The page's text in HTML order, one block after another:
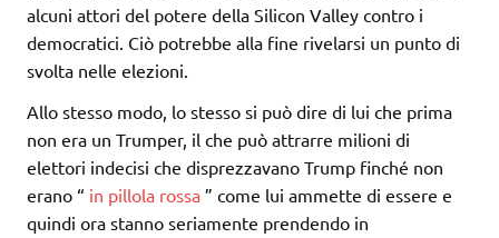
alcuni attori del potere della Silicon Valley contro i
democratici. Ciò potrebbe alla fine rivelarsi un punto di
svolta nelle elezioni.
Allo stesso modo, lo stesso si può dire di lui che prima
non era un Trumper, il che può attrarre milioni di
elettori indecisi che disprezzavano Trump finché non
erano “ in pillola rossa ” come lui ammette di essere e
quindi ora stanno seriamente prendendo in